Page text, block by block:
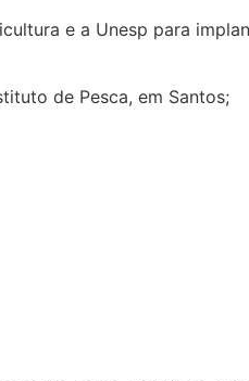
e a Unesp para
de Pesca, em Santos;